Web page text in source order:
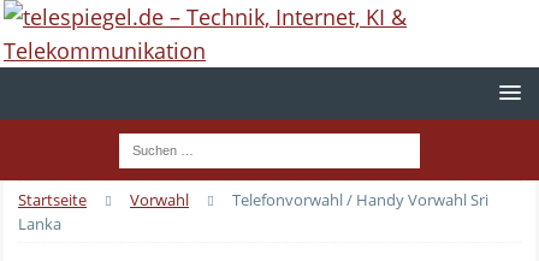
Startseite Vorwahl
Telefonvorwahl / Handy Vorwahl Sri
Lanka